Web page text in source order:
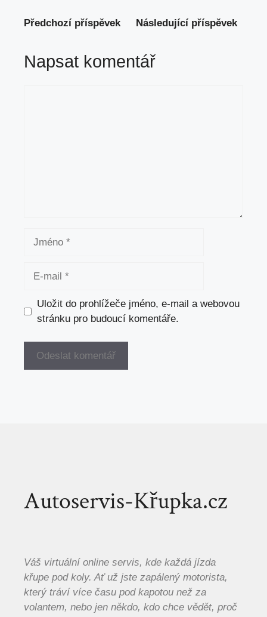
Předchozí příspěvek Následující příspěvek
Napsat komentář
Jméno
Uložit do prohlížeče jméno, e-mail a webovou
stránku pro budoucí komentáře.
Autoservis-Křupka.cz
Váš virtuální online servis, kde každá jízda
křupe pod koly. Ať už jste zapálený motorista,
který tráví více času pod kapotou než za
volantem, nebo jen někdo, kdo chce vědět, proč